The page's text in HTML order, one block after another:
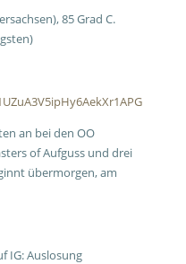
85 Grad C.
an bei den OO
of Aufguss und drei
übermorgen, am
IG: Auslosung